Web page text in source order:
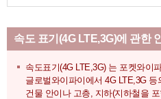
속도 표기(4G LTE,3G)에 관한
속도표기(4G LTE,3G) 는 포켓와이
글로벌와이파이에서 4G LTE,3G
건물 안이나 고층, 지하(지하철을